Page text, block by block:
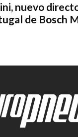
nuevo
de Bosch